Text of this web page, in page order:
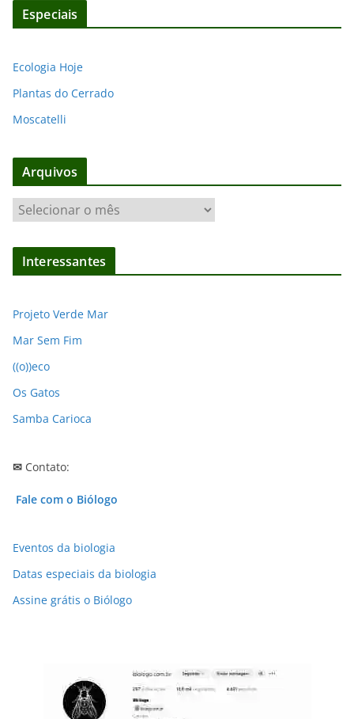
Especiais
Ecologia Hoje
Plantas do Cerrado
Moscatelli
Arquivos
q
s
Interessantes
Projeto Verde Mar
Mar Sem Fim
((o))eco
Os Gatos
Samba Carioca
✉ Contato:
Fale com o Biólogo
Eventos da biologia
Datas especiais da biologia
Assine grátis o Biólogo